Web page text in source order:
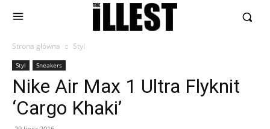
Strona główna Styl
Styl Sneakers
Nike Air Max 1 Ultra Flyknit
‘Cargo Khaki’